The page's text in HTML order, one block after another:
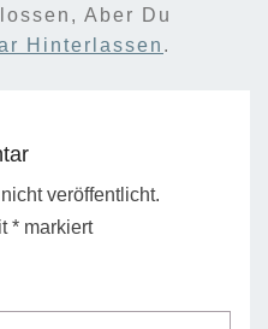
Aber Du
Hinterlassen .
veröffentlicht.
* markiert